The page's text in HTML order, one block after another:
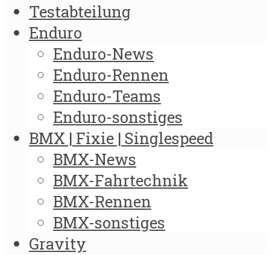
Testabteilung
Enduro
Enduro-News
Enduro-Rennen
Enduro-Teams
Enduro-sonstiges
BMX | Fixie | Singlespeed
BMX-News
BMX-Fahrtechnik
BMX-Rennen
BMX-sonstiges
Gravity